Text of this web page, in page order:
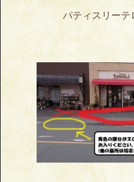
パティスリーテ